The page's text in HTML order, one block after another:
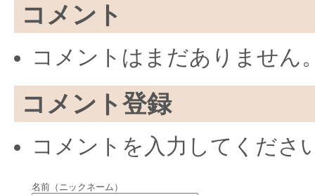
コメント
コメントはまだありません
コメント登録
コメントを入力してくださ
名前（ニックネーム）